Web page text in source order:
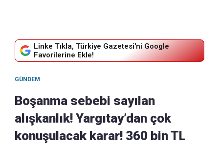
Linke Tıkla, Türkiye Gazetesi'ni Google
Favorilerine Ekle!
GÜNDEM
Boşanma sebebi sayılan
alışkanlık! Yargıtay’dan çok
konuşulacak karar! 360 bin TL